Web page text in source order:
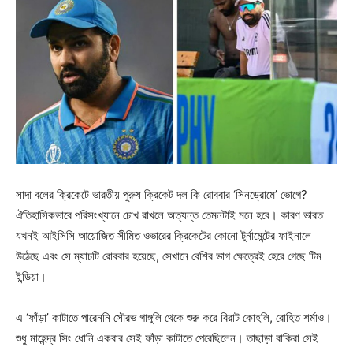
সাদা বলের ক্রিকেটে ভারতীয় পুরুষ ক্রিকেট দল কি রোববার ‘সিনড্রোমে’ ভোগে?
ঐতিহাসিকভাবে পরিসংখ্যানে চোখ রাখলে অত্যন্ত তেমনটাই মনে হবে। কারণ ভারত
যখনই আইসিসি আয়োজিত সীমিত ওভারের ক্রিকেটের কোনো টুর্নামেন্টের ফাইনালে
উঠেছে এবং সে ম্যাচটি রোববার হয়েছে, সেখানে বেশির ভাগ ক্ষেত্রেই হেরে গেছে টিম
ইন্ডিয়া।
এ ‘ফাঁড়া’ কাটাতে পারেননি সৌরভ গাঙ্গুলি থেকে শুরু করে বিরাট কোহলি, রোহিত শর্মাও।
শুধু মাহেন্দ্র সিং ধোনি একবার সেই ফাঁড়া কাটাতে পেরেছিলেন। তাছাড়া বাকিরা সেই